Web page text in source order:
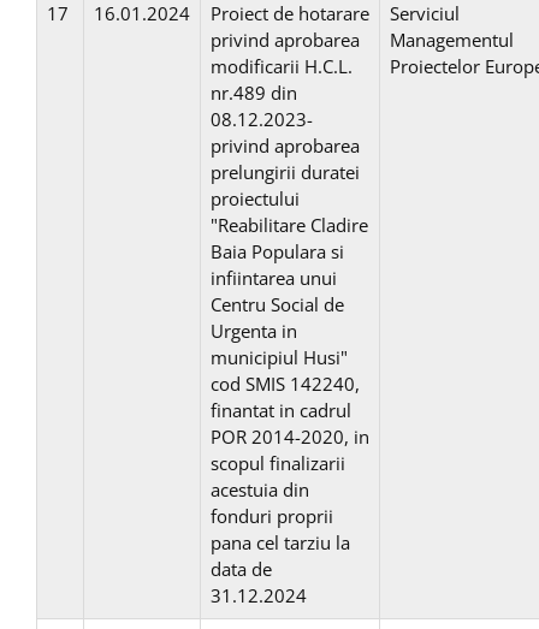
17 16.01.2024
Proiect de hotarare
privind aprobarea
modificarii H.C.L.
nr.489 din
08.12.2023-
privind aprobarea
prelungirii duratei
proiectului
"Reabilitare Cladire
Baia Populara si
infiintarea unui
Centru Social de
Urgenta in
municipiul Husi"
cod SMIS 142240,
finantat in cadrul
POR 2014-2020, in
scopul finalizarii
acestuia din
fonduri proprii
pana cel tarziu la
data de
31.12.2024
Serviciul
Managementul
Proiectelor